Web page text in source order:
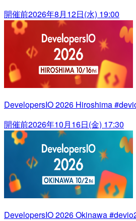
開催前2026年8月12日(水) 19:00
DevelopersIO 2026 Hiroshima
開催前2026年10月16日(金) 17:30
DevelopersIO 2026 Okinawa